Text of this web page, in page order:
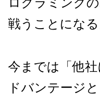
戦うことになる
今までは「他
ドバンテージ